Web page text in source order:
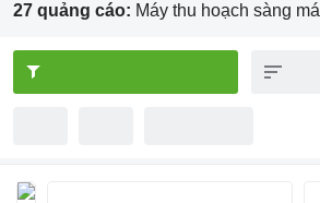
27 quảng cáo: Máy thu hoạch sàng